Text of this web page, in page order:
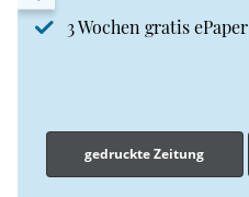
3 Wochen gratis ePaper
gedruckte Zeitung